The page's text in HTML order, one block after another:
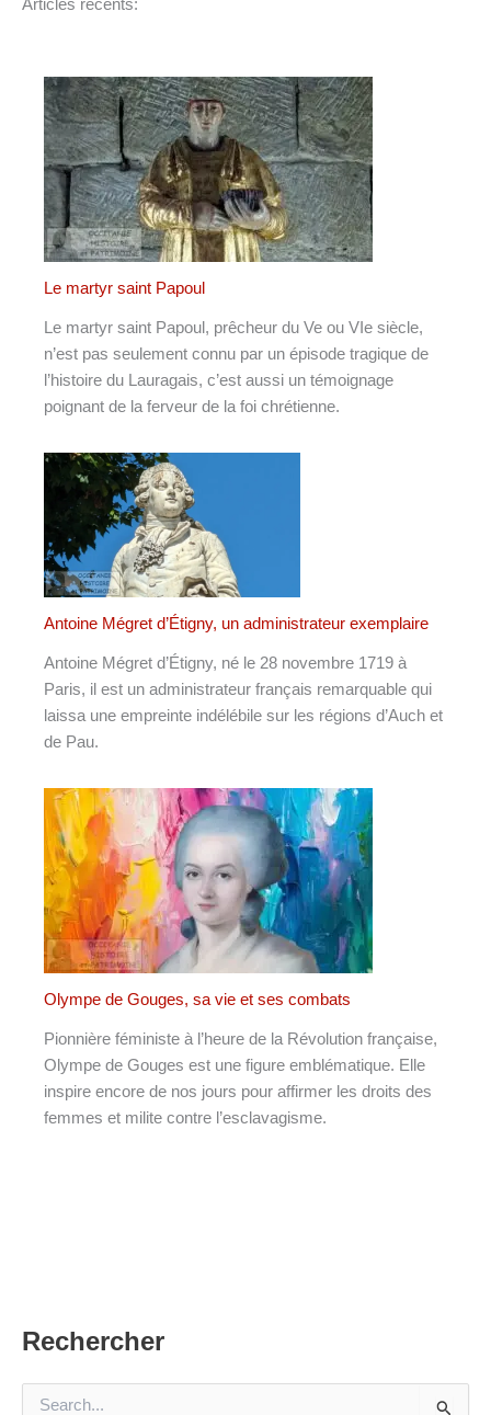
Articles récents:
Le martyr saint Papoul
Le martyr saint Papoul, prêcheur du Ve ou VIe siècle,
n’est pas seulement connu par un épisode tragique de
l’histoire du Lauragais, c’est aussi un témoignage
poignant de la ferveur de la foi chrétienne.
Antoine Mégret d’Étigny, un administrateur exemplaire
Antoine Mégret d’Étigny, né le 28 novembre 1719 à
Paris, il est un administrateur français remarquable qui
laissa une empreinte indélébile sur les régions d’Auch et
de Pau.
Olympe de Gouges, sa vie et ses combats
Pionnière féministe à l’heure de la Révolution française,
Olympe de Gouges est une figure emblématique. Elle
inspire encore de nos jours pour affirmer les droits des
femmes et milite contre l’esclavagisme.
Rechercher